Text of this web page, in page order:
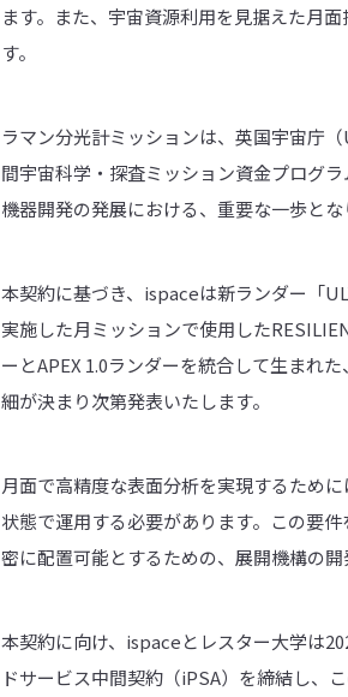
ます。また、宇宙資源利用を見据えた月
す。
ラマン分光計ミッションは、英国宇宙庁
間宇宙科学・探査ミッション資金プログ
機器開発の発展における、重要な一歩とな
本契約に基づき、ispaceは新ランダー「
実施した月ミッションで使用した
ーとAPEX 1.0ランダーを統合して生まれ
細が決まり次第発表いたします。
月面で高精度な表面分析を実現するため
状態で運用する必要があります。この要
密に配置可能とするための、展開機構の
本契約に向け、ispaceとレスター大学は
ドサービス中間契約（iPSA）を締結し、